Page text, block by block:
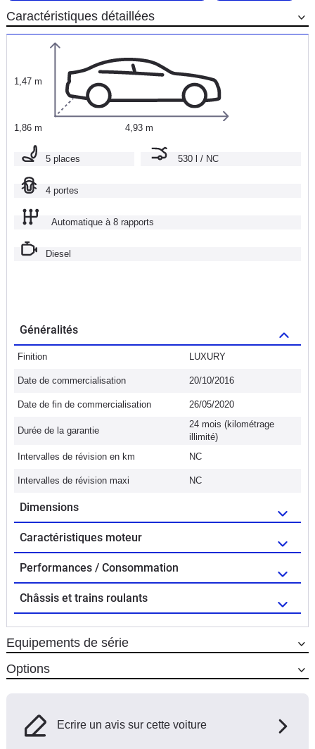
Caractéristiques détaillées
1,47 m
1,86 m 4,93 m
5 places 530 l / NC
4 portes
Automatique à 8 rapports
Diesel
Généralités
Finition LUXURY
Date de commercialisation 20/10/2016
Date de fin de commercialisation 26/05/2020
Durée de la garantie
24 mois (kilométrage
illimité)
Intervalles de révision en km
NC
Intervalles de révision maxi NC
Dimensions
Caractéristiques moteur
Performances / Consommation
Châssis et trains roulants
Equipements de série
Options
Ecrire un avis sur cette voiture